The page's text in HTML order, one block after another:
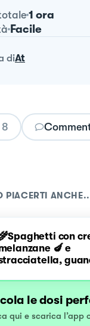
1 ora
Facile
diAt
8
PIACERTI
con
🍆 e
le dosi
qui e scarica l’app